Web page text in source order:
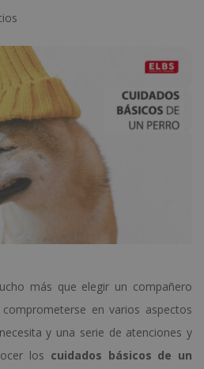
más que elegir un compañero
en varios aspectos
y una serie de atenciones y
los cuidados básicos de un